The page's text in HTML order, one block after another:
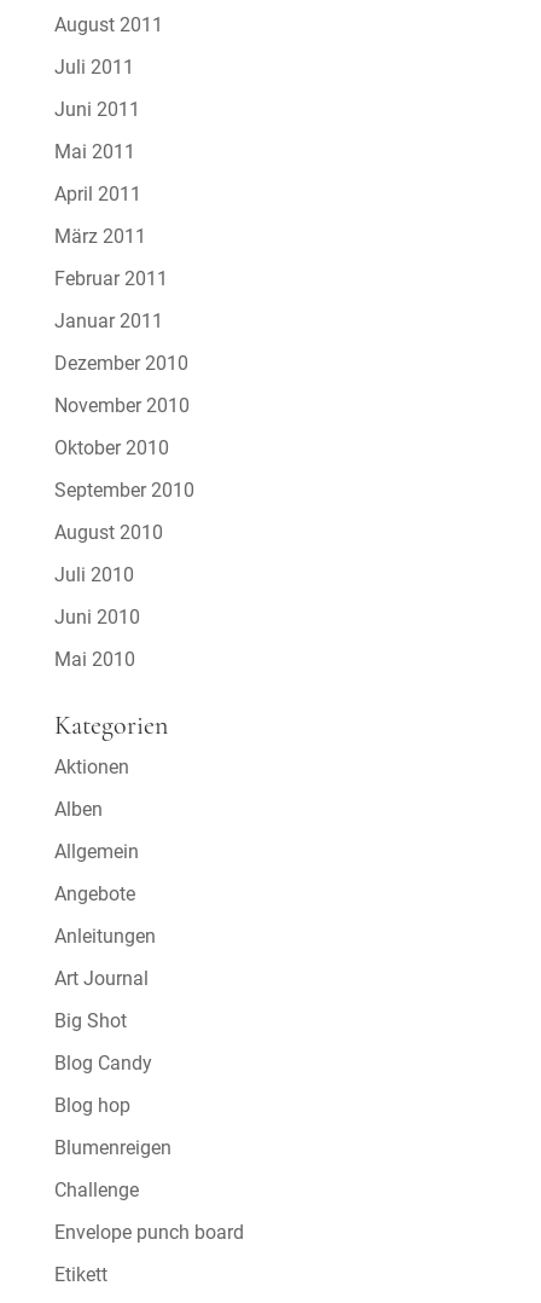
August 2011
Juli 2011
Juni 2011
Mai 2011
April 2011
März 2011
Februar 2011
Januar 2011
Dezember 2010
November 2010
Oktober 2010
September 2010
August 2010
Juli 2010
Juni 2010
Mai 2010
Kategorien
Aktionen
Alben
Allgemein
Angebote
Anleitungen
Art Journal
Big Shot
Blog Candy
Blog hop
Blumenreigen
Challenge
Envelope punch board
Etikett